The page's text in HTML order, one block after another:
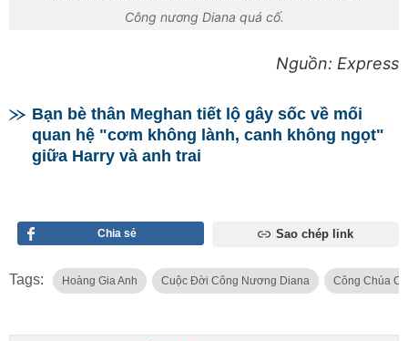
Công nương Diana quá cố.
Nguồn: Express
Bạn bè thân Meghan tiết lộ gây sốc về mối
quan hệ "cơm không lành, canh không ngọt"
giữa Harry và anh trai
Chia sẻ Sao chép link
Tags: Hoàng Gia Anh Cuộc Đời Công Nương Diana Công Chúa